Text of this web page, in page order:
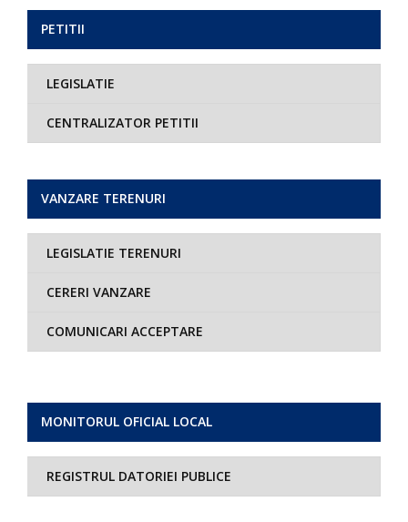
MONITORUL OFICIAL LOCAL
REGISTRUL DATORIEI PUBLICE
PETITII
LEGISLATIE
CENTRALIZATOR PETITII
VANZARE TERENURI
LEGISLATIE TERENURI
CERERI VANZARE
COMUNICARI ACCEPTARE